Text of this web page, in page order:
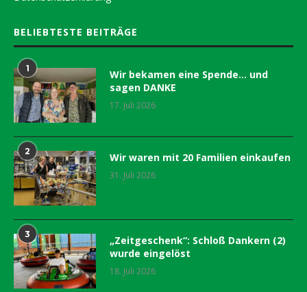
BELIEBTESTE BEITRÄGE
1
Wir bekamen eine Spende… und
sagen DANKE
17. Juli 2026
2 Wir waren mit 20 Familien einkaufen
31. Juli 2026
3
„Zeitgeschenk“: Schloß Dankern (2)
wurde eingelöst
18. Juli 2026